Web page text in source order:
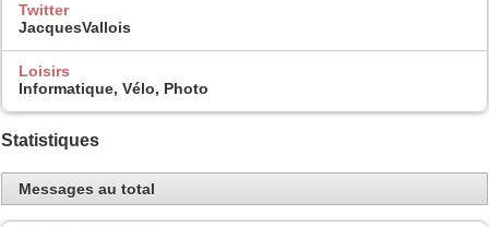
Twitter
JacquesVallois
Loisirs
Informatique, Vélo, Photo
Statistiques
Messages au total